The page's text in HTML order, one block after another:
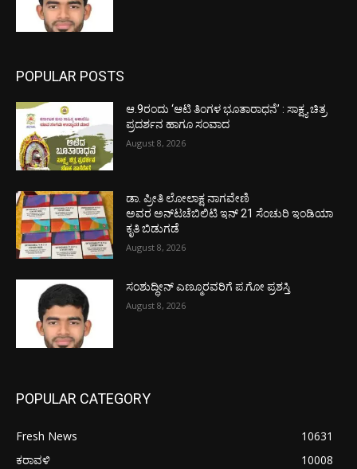
POPULAR POSTS
ಆ.9ರಂದು ‘ಆಟಿ ತಿಂಗಳ ಭೂತಾರಾಧನೆ’ : ಸಾಕ್ಷ್ಯ ಚಿತ್ರ
ಪ್ರದರ್ಶನ ಹಾಗೂ ಸಂವಾದ
August 8, 2026
ಡಾ. ಪ್ರೀತಿ ಲೋಲಾಕ್ಷ ನಾಗವೇಣಿ
ಅವರ ಅನ್‌ಟಚೆಬಿಲಿಟಿ ಇನ್ 21 ಸೆಂಚುರಿ ಇಂಡಿಯಾ
ಕೃತಿ ಬಿಡುಗಡೆ
August 8, 2026
ಸಂಶುದ್ಧೀನ್ ಎಣ್ಮೂರವರಿಗೆ ಪ.ಗೋ ಪ್ರಶಸ್ತಿ
August 8, 2026
POPULAR CATEGORY
Fresh News
10631
ಕರಾವಳಿ
10008